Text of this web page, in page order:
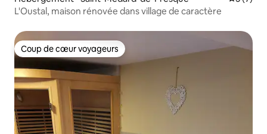
L'Oustal, maison rénovée dans village de caractère
Coup de cœur voyageurs
Coup de cœur voyageurs